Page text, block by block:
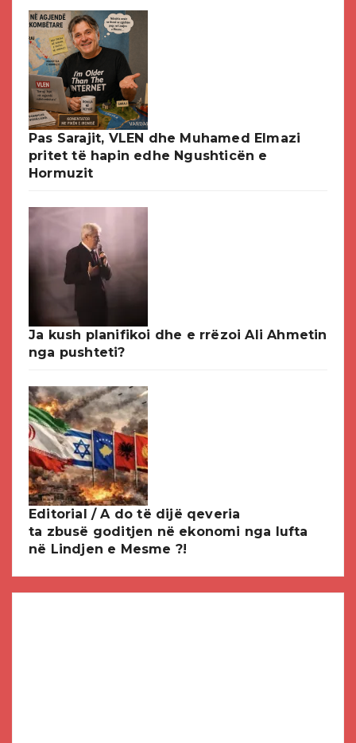
Pas Sarajit, VLEN dhe Muhamed Elmazi
pritet të hapin edhe Ngushticën e
Hormuzit
Ja kush planifikoi dhe e rrëzoi Ali Ahmetin
nga pushteti?
Editorial / A do të dijë qeveria
ta zbusë goditjen në ekonomi nga lufta
në Lindjen e Mesme ?!